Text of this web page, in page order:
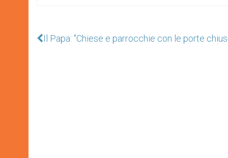
Il Papa: "Chiese e parrocchie con le porte